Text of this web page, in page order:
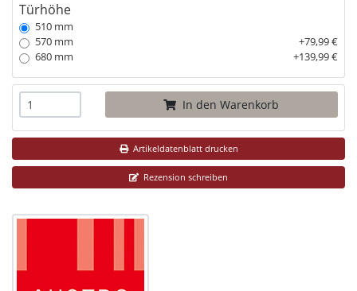
Türhöhe
510 mm
570 mm
+79,99 €
680 mm
+139,99 €
In den Warenkorb
Artikeldatenblatt drucken
Rezension schreiben